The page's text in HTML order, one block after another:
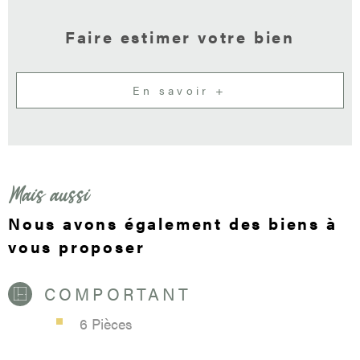
Faire estimer votre bien
En savoir +
Mais aussi
Nous avons également des biens à
vous proposer
COMPORTANT
6 Pièces